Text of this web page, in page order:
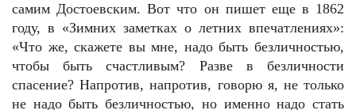
самим Достоевским. Вот что он пишет еще в 1862
году, в «Зимних заметках о летних впечатлениях»:
«Что же, скажете вы мне, надо быть безличностью,
чтобы быть счастливым? Разве в безличности
спасение? Напротив, напротив, говорю я, не только
не надо быть безличностью, но именно надо стать